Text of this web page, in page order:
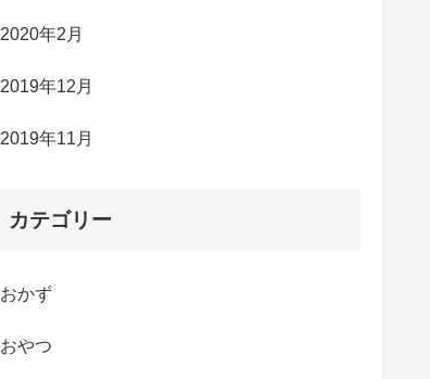
2020年2月
2019年12月
2019年11月
カテゴリー
おかず
おやつ